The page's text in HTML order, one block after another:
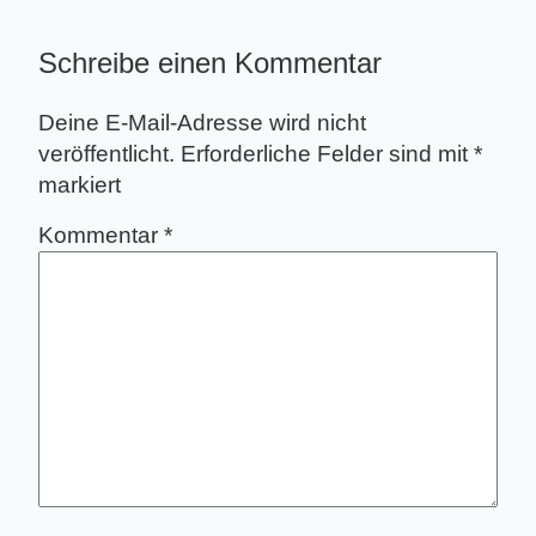
Schreibe einen Kommentar
Deine E-Mail-Adresse wird nicht
veröffentlicht. Erforderliche Felder sind mit *
markiert
Kommentar *